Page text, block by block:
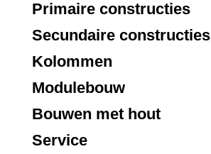
Primaire constructies
Secundaire constructies
Kolommen
Modulebouw
Bouwen met hout
Service